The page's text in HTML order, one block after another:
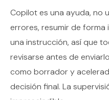
Copilot es una ayuda, no
errores, resumir de
una instrucción, así que
revisarse antes de
como borrador y
decisión final. La